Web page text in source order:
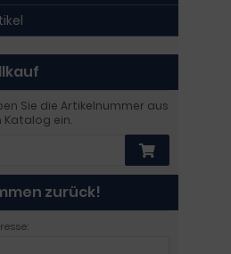
Sie die Artikelnummer aus
Katalog ein.
zurück!